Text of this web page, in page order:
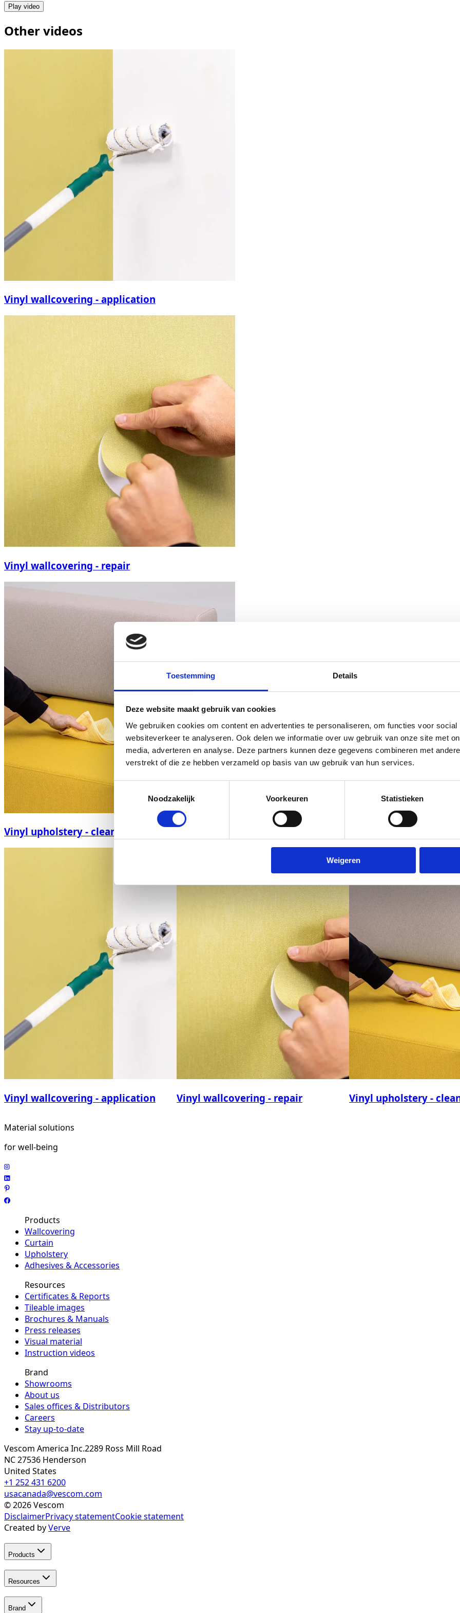
Toestemming Details
Deze website maakt gebruik van cookies
We gebruiken cookies om content en advertenties te personaliseren, om functies voor
websiteverkeer te analyseren. Ook delen we informatie over uw gebruik van onze site met
media, adverteren en analyse. Deze partners kunnen deze gegevens combineren met
verstrekt of die ze hebben verzameld op basis van uw gebruik van hun services.
Toestemmingsselectie
Noodzakelijk
Voorkeuren Statistieken
Weigeren
Play video
Other videos
Vinyl wallcovering - application
Vinyl wallcovering - repair
Vinyl upholstery - cleaning
Vinyl wallcovering - application Vinyl wallcovering - repair Vinyl upholstery -
Material solutions
for well-being
Products
Wallcovering
Curtain
Upholstery
Adhesives & Accessories
Resources
Certificates & Reports
Tileable images
Brochures & Manuals
Press releases
Visual material
Instruction videos
Brand
Showrooms
About us
Sales offices & Distributors
Careers
Stay up-to-date
Vescom America Inc.2289 Ross Mill Road
NC 27536 Henderson
United States
+1 252 431 6200
usacanada@vescom.com
©2026Vescom
DisclaimerPrivacy statementCookie statement
Created byVerve
Products
Resources
Brand